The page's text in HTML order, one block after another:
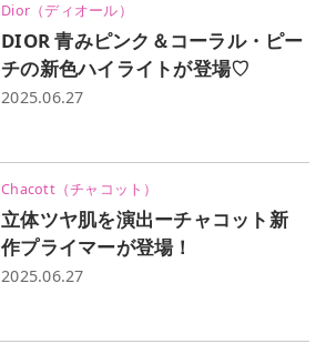
Dior（ディオール）
DIOR 青みピンク＆コーラル・ピー
チの新色ハイライトが登場♡
2025.06.27
Chacott（チャコット）
立体ツヤ肌を演出ーチャコット新
作プライマーが登場！
2025.06.27